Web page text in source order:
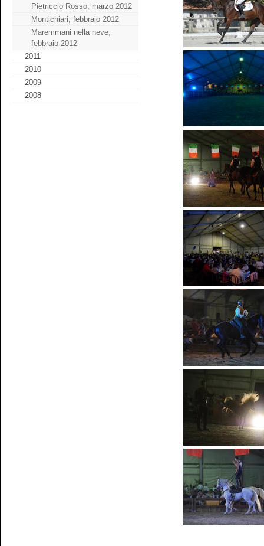
Pietriccio Rosso, marzo 2012
Montichiari, febbraio 2012
Maremmani nella neve,
febbraio 2012
2011
2010
2009
2008